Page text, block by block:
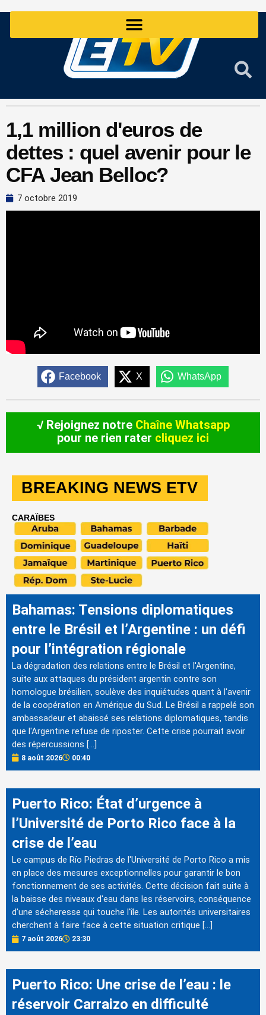
1,1 million d'euros de
dettes : quel avenir pour le
CFA Jean Belloc?
7 octobre 2019
Facebook X WhatsApp
√ Rejoignez notre Chaîne Whatsapp
pour ne rien rater cliquez ici
BREAKING NEWS ETV
CARAÏBES
Bahamas: Tensions diplomatiques
entre le Brésil et l’Argentine : un défi
pour l’intégration régionale
La dégradation des relations entre le Brésil et l'Argentine,
suite aux attaques du président argentin contre son
homologue brésilien, soulève des inquiétudes quant à l'avenir
de la coopération en Amérique du Sud. Le Brésil a rappelé son
ambassadeur et abaissé ses relations diplomatiques, tandis
que l'Argentine refuse de riposter. Cette crise pourrait avoir
des répercussions […]
8 août 2026 00:40
Puerto Rico: État d’urgence à
l’Université de Porto Rico face à la
crise de l’eau
Le campus de Río Piedras de l'Université de Porto Rico a mis
en place des mesures exceptionnelles pour garantir le bon
fonctionnement de ses activités. Cette décision fait suite à
la baisse des niveaux d'eau dans les réservoirs, conséquence
d'une sécheresse qui touche l'île. Les autorités universitaires
cherchent à faire face à cette situation critique […]
7 août 2026 23:30
Puerto Rico: Une crise de l’eau : le
réservoir Carraizo en difficulté